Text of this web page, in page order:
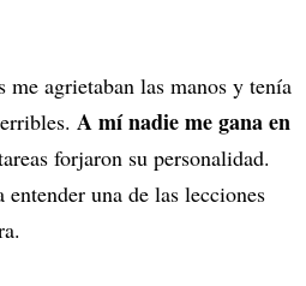
agrietaban las manos y tenía
A mí nadie me gana en
forjaron su personalidad.
una de las lecciones